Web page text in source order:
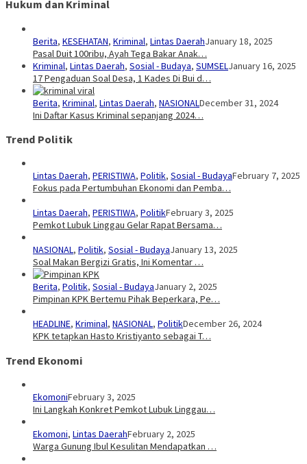
Hukum dan Kriminal
Berita, KESEHATAN, Kriminal, Lintas DaerahJanuary 18, 2025
Pasal Duit 100ribu, Ayah Tega Bakar Anak…
Kriminal, Lintas Daerah, Sosial - Budaya, SUMSELJanuary 16, 2025
17 Pengaduan Soal Desa, 1 Kades Di Bui d…
Berita, Kriminal, Lintas Daerah, NASIONALDecember 31, 2024
Ini Daftar Kasus Kriminal sepanjang 2024…
Trend Politik
Lintas Daerah, PERISTIWA, Politik, Sosial - BudayaFebruary 7, 2025
Fokus pada Pertumbuhan Ekonomi dan Pemba…
Lintas Daerah, PERISTIWA, PolitikFebruary 3, 2025
Pemkot Lubuk Linggau Gelar Rapat Bersama…
NASIONAL, Politik, Sosial - BudayaJanuary 13, 2025
Soal Makan Bergizi Gratis, Ini Komentar …
Berita, Politik, Sosial - BudayaJanuary 2, 2025
Pimpinan KPK Bertemu Pihak Beperkara, Pe…
HEADLINE, Kriminal, NASIONAL, PolitikDecember 26, 2024
KPK tetapkan Hasto Kristiyanto sebagai T…
Trend Ekonomi
EkomoniFebruary 3, 2025
Ini Langkah Konkret Pemkot Lubuk Linggau…
Ekomoni, Lintas DaerahFebruary 2, 2025
Warga Gunung Ibul Kesulitan Mendapatkan …